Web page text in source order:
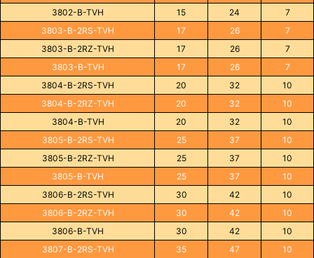
3802-B-TVH
15 24
7
3803-B-2RS-TVH
17 26
7
3803-B-2RZ-TVH
17 26
7
3803-B-TVH
17 26
7
3804-B-2RS-TVH
20 32
10
3804-B-2RZ-TVH
20 32
10
3804-B-TVH
20 32
10
3805-B-2RS-TVH
25 37
10
3805-B-2RZ-TVH
25 37
10
3805-B-TVH
25 37
10
3806-B-2RS-TVH
30 42
10
3806-B-2RZ-TVH
30 42
10
3806-B-TVH
30 42
10
3807-B-2RS-TVH
35 47
10